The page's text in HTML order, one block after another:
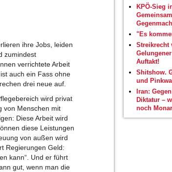
ihre Jobs, leiden
zumindest
verrichtete Arbeit
auch ein Fass ohne
drei neue auf.
wird privat
von Menschen mit
Diese Arbeit wird
diese Leistungen
von außen wird
Regierungen Geld:
kann“. Und er führt
gut, wenn man die
KPÖ-Sieg
"Es
Streikrecht
Auftakt!
Shitshow.
und
Iran:
Diktatur –
noch